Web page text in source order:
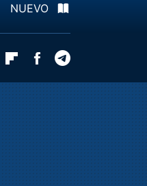
NUEVO
Twitter FlipboardFacebook